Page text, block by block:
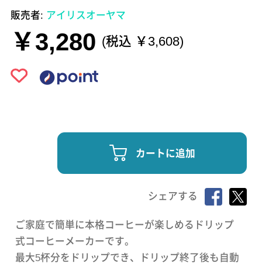
販売者: アイリスオーヤマ
￥3,280 (税込 ￥3,608)
カートに追加
シェアする
ご家庭で簡単に本格コーヒーが楽しめるドリップ
式コーヒーメーカーです。
最大5杯分をドリップでき、ドリップ終了後も自動